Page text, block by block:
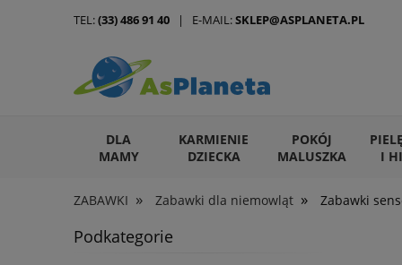
DLA
MAMY
KARMIENIE
DZIECKA
POKÓJ
MALUSZKA
I
ARTYKUŁY DLA ZWIERZĄT
ZABAWKI » Zabawki dla niemowląt » Zabawki
TEL:(33) 486 91 40 | E-MAIL:SKLEP@ASPLANETA.PL
Podkategorie